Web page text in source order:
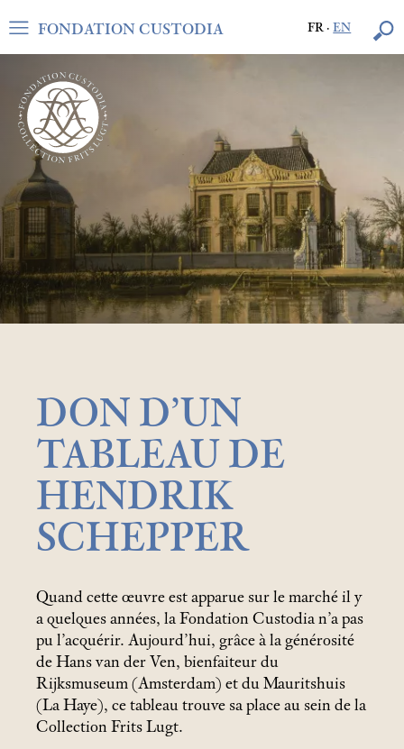
FR·EN
FONDATION CUSTODIA
DON D’UN
TABLEAU DE
HENDRIK
SCHEPPER
Quand cette œuvre est apparue sur le marché il y
a quelques années, la Fondation Custodia n’a pas
pu l’acquérir. Aujourd’hui, grâce à la générosité
de Hans van der Ven, bienfaiteur du
Rijksmuseum (Amsterdam) et du Mauritshuis
(La Haye), ce tableau trouve sa place au sein de la
Collection Frits Lugt.